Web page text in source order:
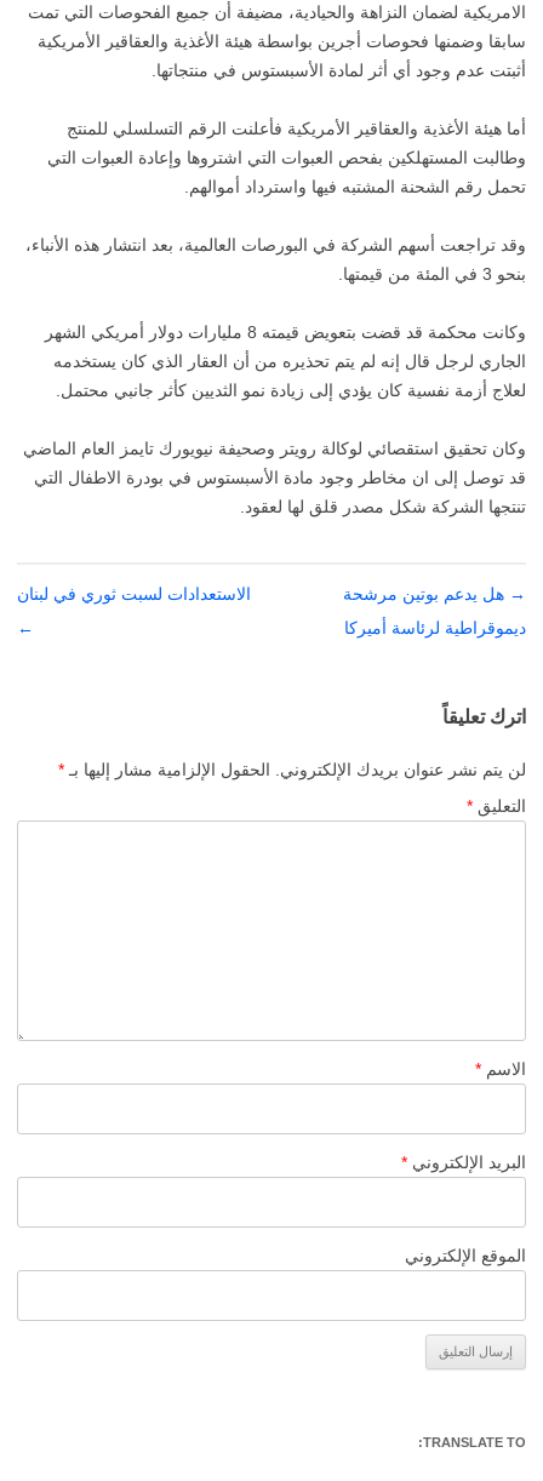
الامريكية لضمان النزاهة والحيادية، مضيفة أن جميع الفحوصات التي تمت
سابقا وضمنها فحوصات أجرين بواسطة هيئة الأغذية والعقاقير الأمريكية
أثبتت عدم وجود أي أثر لمادة الأسبستوس في منتجاتها.
أما هيئة الأغذية والعقاقير الأمريكية فأعلنت الرقم التسلسلي للمنتج
وطالبت المستهلكين بفحص العبوات التي اشتروها وإعادة العبوات التي
تحمل رقم الشحنة المشتبه فيها واسترداد أموالهم.
وقد تراجعت أسهم الشركة في البورصات العالمية، بعد انتشار هذه الأنباء،
بنحو 3 في المئة من قيمتها.
وكانت محكمة قد قضت بتعويض قيمته 8 مليارات دولار أمريكي الشهر
الجاري لرجل قال إنه لم يتم تحذيره من أن العقار الذي كان يستخدمه
لعلاج أزمة نفسية كان يؤدي إلى زيادة نمو الثديين كأثر جانبي محتمل.
وكان تحقيق استقصائي لوكالة رويتر وصحيفة نيويورك تايمز العام الماضي
قد توصل إلى ان مخاطر وجود مادة الأسبستوس في بودرة الاطفال التي
تنتجها الشركة شكل مصدر قلق لها لعقود.
تصفّح
المقالات
→ هل يدعم بوتين مرشحة
ديموقراطية لرئاسة أميركا
الاستعدادات لسبت ثوري في لبنان
←
اترك تعليقاً
لن يتم نشر عنوان بريدك الإلكتروني. الحقول الإلزامية مشار إليها بـ *
التعليق *
الاسم *
البريد الإلكتروني *
الموقع الإلكتروني
TRANSLATE TO: